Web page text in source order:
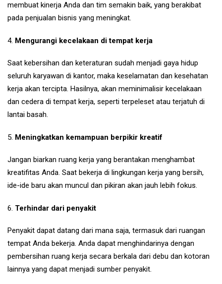
membuat kinerja Anda dan tim semakin baik, yang berakibat
pada penjualan bisnis yang meningkat.
4. Mengurangi kecelakaan di tempat kerja
Saat kebersihan dan keteraturan sudah menjadi gaya hidup
seluruh karyawan di kantor, maka keselamatan dan kesehatan
kerja akan tercipta. Hasilnya, akan meminimalisir kecelakaan
dan cedera di tempat kerja, seperti terpeleset atau terjatuh di
lantai basah.
5. Meningkatkan kemampuan berpikir kreatif
Jangan biarkan ruang kerja yang berantakan menghambat
kreatifitas Anda. Saat bekerja di lingkungan kerja yang bersih,
ide-ide baru akan muncul dan pikiran akan jauh lebih fokus.
6. Terhindar dari penyakit
Penyakit dapat datang dari mana saja, termasuk dari ruangan
tempat Anda bekerja. Anda dapat menghindarinya dengan
pembersihan ruang kerja secara berkala dari debu dan kotoran
lainnya yang dapat menjadi sumber penyakit.